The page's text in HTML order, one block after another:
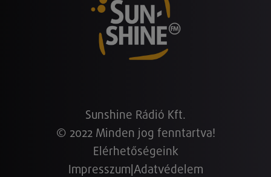
Sunshine Rádió Kft.
© 2022 Minden jog fenntartva!
Elérhetőségeink
Impresszum Adatvédelem